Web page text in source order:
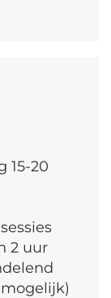
15-20
2 uur